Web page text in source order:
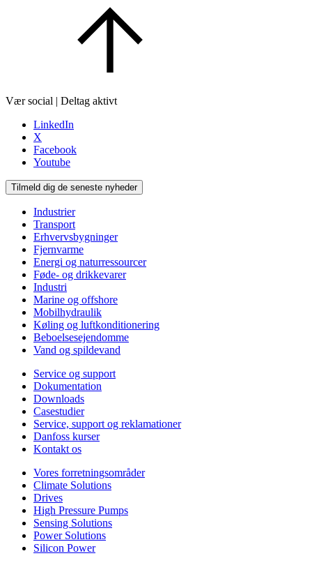
Vær social | Deltag aktivt
LinkedIn
X
Facebook
Youtube
Tilmeld dig de seneste nyheder
Industrier
Transport
Erhvervsbygninger
Fjernvarme
Energi og naturressourcer
Føde- og drikkevarer
Industri
Marine og offshore
Mobilhydraulik
Køling og luftkonditionering
Beboelsesejendomme
Vand og spildevand
Service og support
Dokumentation
Downloads
Casestudier
Service, support og reklamationer
Danfoss kurser
Kontakt os
Vores forretningsområder
Climate Solutions
Drives
High Pressure Pumps
Sensing Solutions
Power Solutions
Silicon Power